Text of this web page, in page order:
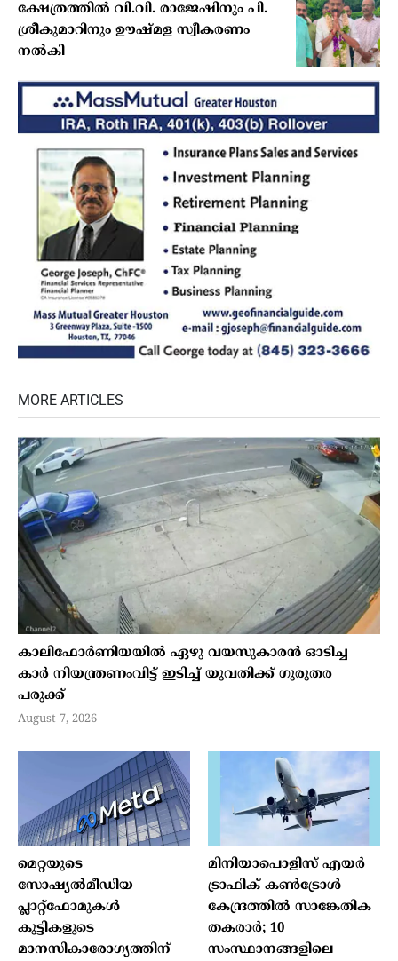
ക്ഷേത്രത്തില്‍ വി.വി. രാജേഷിനും പി.
ശ്രീകുമാറിനും ഊഷ്മള സ്വീകരണം
നല്‍കി
MORE ARTICLES
കാലിഫോര്‍ണിയയില്‍ ഏഴു വയസുകാരന്‍ ഓടിച്ച
കാര്‍ നിയന്ത്രണംവിട്ട് ഇടിച്ച് യുവതിക്ക് ഗുരുതര
പരുക്ക്
August 7, 2026
മെറ്റയുടെ
സോഷ്യല്‍മീഡിയ
പ്ലാറ്റ്‌ഫോമുകള്‍
കുട്ടികളുടെ
മാനസികാരോഗ്യത്തിന്
മിനിയാപൊളിസ് എയര്‍
ട്രാഫിക് കണ്‍ട്രോള്‍
കേന്ദ്രത്തില്‍ സാങ്കേതിക
തകരാര്‍; 10
സംസ്ഥാനങ്ങളിലെ